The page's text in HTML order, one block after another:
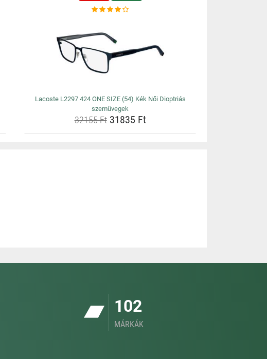
Lacoste L2297 424 ONE SIZE (54) Kék Női Dioptriás
szemüvegek
32155 Ft31835 Ft
102
MÁRKÁK